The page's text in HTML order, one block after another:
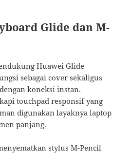
Glide dan M-
Huawei Glide
sebagai cover sekaligus
koneksi instan.
touchpad responsif yang
digunakan layaknya laptop
panjang.
stylus M-Pencil